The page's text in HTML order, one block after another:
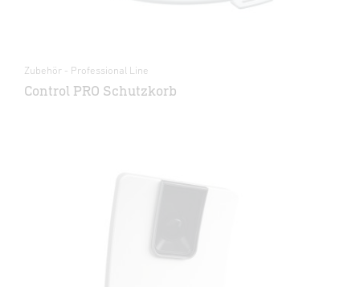
Zubehör - Professional Line
Control PRO Schutzkorb